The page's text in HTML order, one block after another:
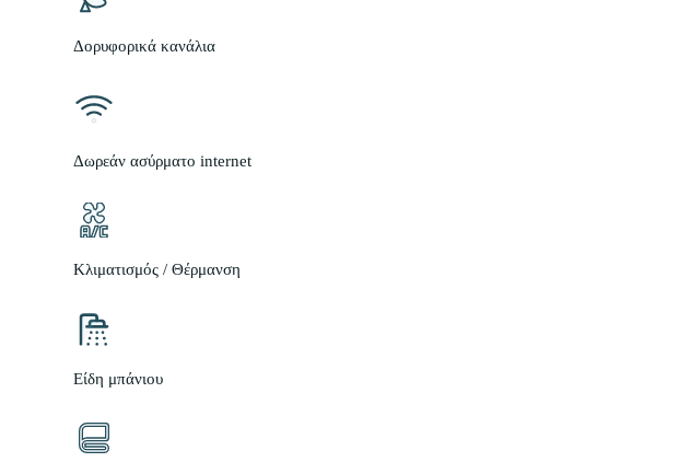
Δορυφορικά κανάλια
Δωρεάν ασύρματο internet
Κλιματισμός / Θέρμανση
Είδη μπάνιου